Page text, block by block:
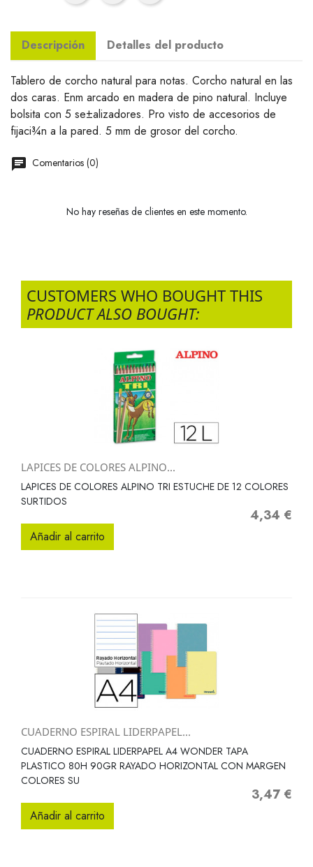
Descripción Detalles del producto
Tablero de corcho natural para notas. Corcho natural en las
dos caras. Enm arcado en madera de pino natural. Incluye
bolsita con 5 se±alizadores. Pro visto de accesorios de
fijaci¾n a la pared. 5 mm de grosor del corcho.
Comentarios (0)
No hay reseñas de clientes en este momento.
CUSTOMERS WHO BOUGHT THIS
PRODUCT ALSO BOUGHT:
LAPICES DE COLORES ALPINO...
LAPICES DE COLORES ALPINO TRI ESTUCHE DE 12 COLORES
SURTIDOS
Precio
4,34 €
Añadir al carrito
CUADERNO ESPIRAL LIDERPAPEL...
CUADERNO ESPIRAL LIDERPAPEL A4 WONDER TAPA
PLASTICO 80H 90GR RAYADO HORIZONTAL CON MARGEN
COLORES SU
Precio
3,47 €
Añadir al carrito